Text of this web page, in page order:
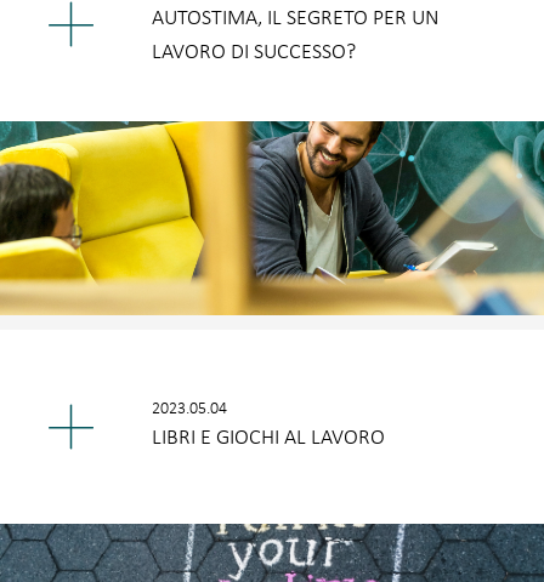
AUTOSTIMA, IL SEGRETO PER UN
LAVORO DI SUCCESSO?
2023.05.04
LIBRI E GIOCHI AL LAVORO